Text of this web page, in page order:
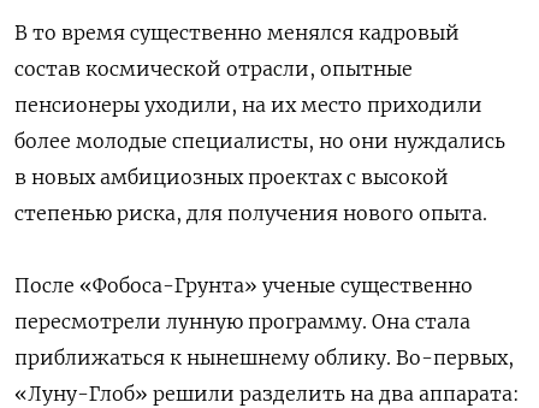
В то время существенно менялся кадровый
состав космической отрасли, опытные
пенсионеры уходили, на их место приходили
более молодые специалисты, но они нуждались
в новых амбициозных проектах с высокой
степенью риска, для получения нового опыта.
После «Фобоса-Грунта» ученые существенно
пересмотрели лунную программу. Она стала
приближаться к нынешнему облику. Во-первых,
«Луну-Глоб» решили разделить на два аппарата: